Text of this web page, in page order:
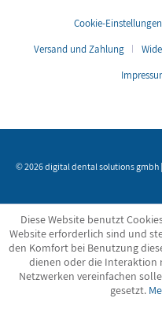
Cookie-Einstellungen
Versand und Zahlung
© 2026 digital dental solutions gmbh
Diese Website benutzt
Website erforderlich sind und
den Komfort bei Benutzung
dienen oder die Interaktion
Netzwerken vereinfachen
gesetzt.